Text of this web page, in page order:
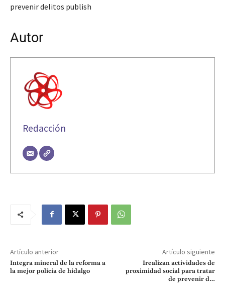
prevenir delitos publish
Autor
Redacción
Artículo anterior
Integra mineral de la reforma a
la mejor policia de hidalgo
Artículo siguiente
Irealizan actividades de
proximidad social para tratar
de prevenir d…